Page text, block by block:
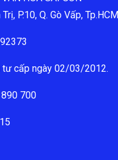
P.10, Q. Gò Vấp, Tp.HCM
tư cấp ngày 02/03/2012.
700